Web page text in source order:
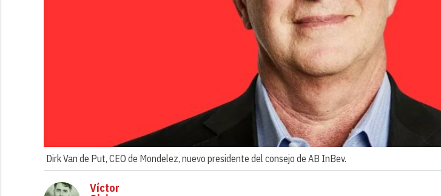
Dirk Van de Put, CEO de Mondelez, nuevo presidente del consejo de AB InBev.
Víctor